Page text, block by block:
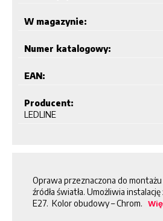
W magazynie:
Numer katalogowy:
EAN:
Producent:
LEDLINE
Oprawa przeznaczona do
źródła światła. Umożliwia
E27. Kolor obudowy – Chrom.